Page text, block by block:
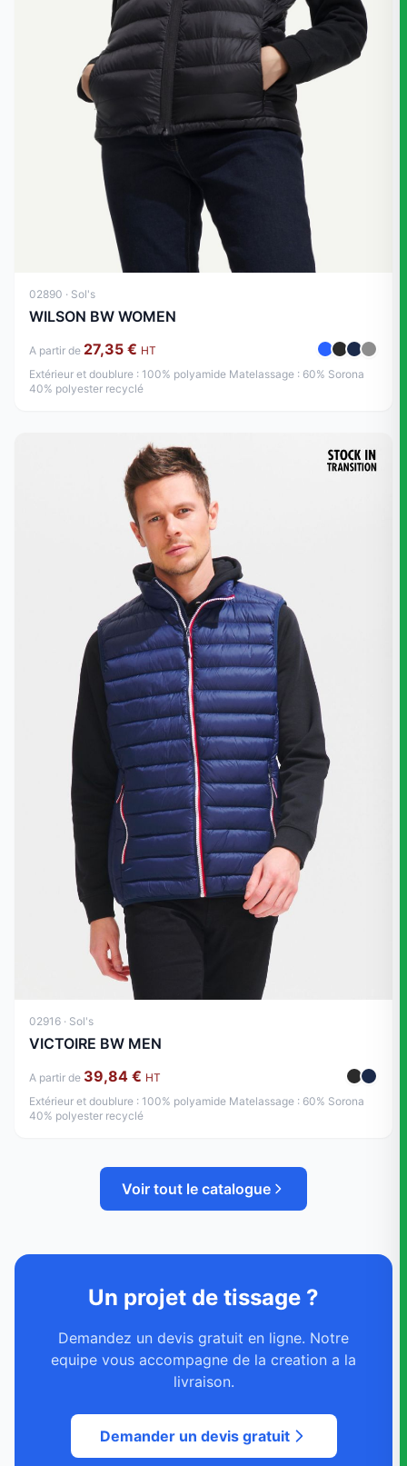
02890 · Sol's
WILSON BW WOMEN
A partir de 27,35 € HT
Extérieur et doublure : 100% polyamide Matelassage : 60% Sorona
40% polyester recyclé
02916 · Sol's
VICTOIRE BW MEN
A partir de 39,84 € HT
Extérieur et doublure : 100% polyamide Matelassage : 60% Sorona
40% polyester recyclé
Voir tout le catalogue
Un projet de tissage ?
Demandez un devis gratuit en ligne. Notre
equipe vous accompagne de la creation a la
livraison.
Demander un devis gratuit